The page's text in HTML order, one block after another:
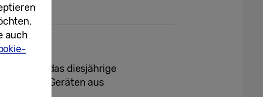
stattet das diesjährige
Team mit Geräten aus
auch